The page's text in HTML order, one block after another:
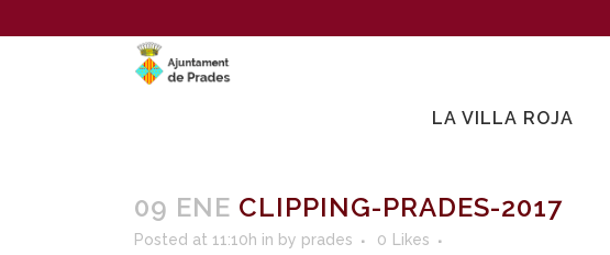
LA VILLA ROJA
09 ENE CLIPPING-PRADES-2017
Posted at 11:10h in by prades 0 Likes